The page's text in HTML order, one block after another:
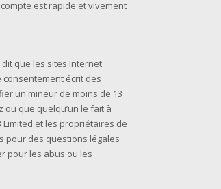
compte est rapide et vivement
que les sites Internet
écrit des
un mineur de moins de 13
ou que quelqu’un le fait à
et les propriétaires de
pour des questions légales
pour les abus ou les